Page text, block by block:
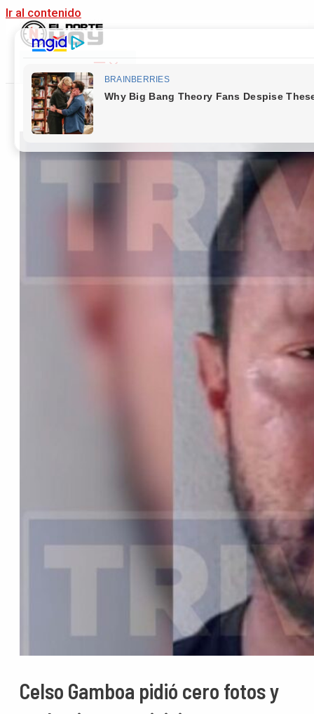
Ir al contenido
Main Menu
Celso Gamboa pidió cero fotos y